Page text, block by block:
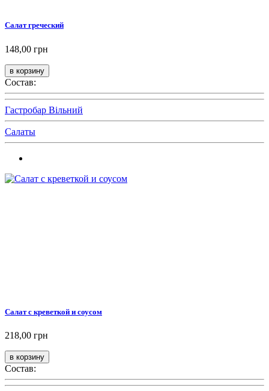
Салат греческий
148,00 грн
Состав:
Гастробар Вільний
Салаты
Салат с креветкой и соусом
218,00 грн
Состав: